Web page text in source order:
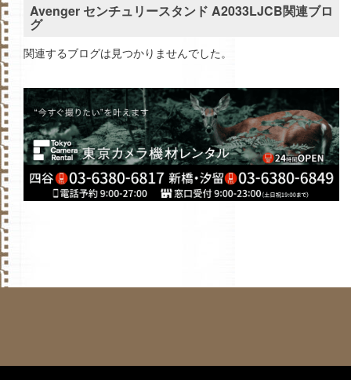
Avenger センチュリースタンド A2033LJCB関連ブロ
グ
関連するブログは見つかりませんでした。